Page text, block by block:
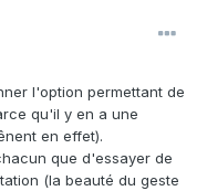
l'option permettant de
qu'il y en a une
en effet).
que d'essayer de
(la beauté du geste